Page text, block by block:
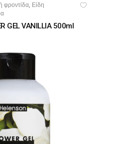
ΚΑΛΆΘΙ
φροντίδα, Είδη
GEL VANILLIA 500ml